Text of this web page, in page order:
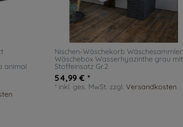
animal
Nischen-Wäschekorb Wäschesammler
Wäschebox Wasserhyazinthe grau mit
Stoffeinsatz Gr.2
54,99 € *
* inkl. ges. MwSt. zzgl.Versandkosten